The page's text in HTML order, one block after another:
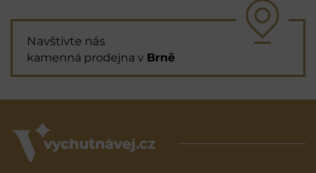
Navštivte nás
kamenná prodejna v Brně